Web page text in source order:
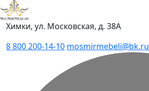
Химки, ул. Московская, д. 38А
8 800 200-14-10 mosmirmebeli@bk.ru